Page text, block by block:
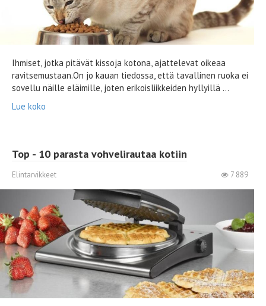
Ihmiset, jotka pitävät kissoja kotona, ajattelevat oikeaa
ravitsemustaan.On jo kauan tiedossa, että tavallinen ruoka ei
sovellu näille eläimille, joten erikoisliikkeiden hyllyillä ...
Lue koko
Top - 10 parasta vohvelirautaa kotiin
Elintarvikkeet 7 889